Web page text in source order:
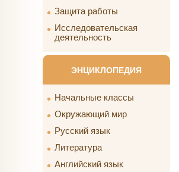
Защита работы
Исследовательская
деятельность
ЭНЦИКЛОПЕДИЯ
Начальные классы
Окружающий мир
Русский язык
Литература
Английский язык